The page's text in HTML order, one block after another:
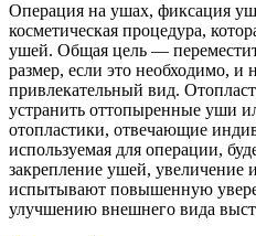
Операция на ушах, фиксация
косметическая процедура,
ушей. Общая цель —
размер, если это необходимо, и
привлекательный вид.
устранить оттопыренные уши
отопластики, отвечающие
используемая для операции,
закрепление ушей,
испытывают повышенную
улучшению внешнего вида